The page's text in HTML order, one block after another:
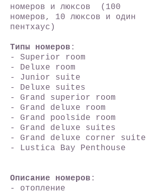
номеров и люксов (100
номеров, 10 люксов и один
пентхаус)
Типы номеров :
- Superior room
- Deluxe room
- Junior suite
- Deluxe suites
- Grand superior room
- Grand deluxe room
- Grand poolside room
- Grand deluxe suites
- Grand deluxe corner suite
- Lustica Bay Penthouse
Описание номеров :
- отопление